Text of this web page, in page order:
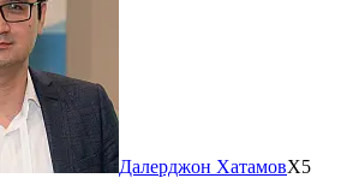
Далерджон ХатамовX5